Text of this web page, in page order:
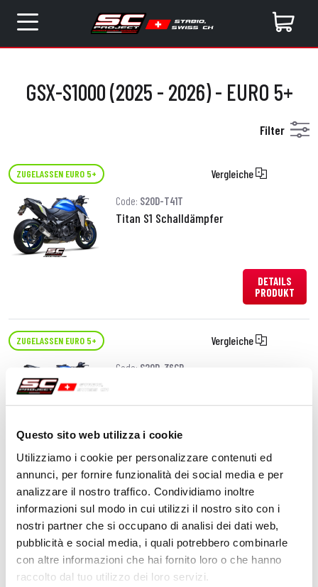
Questo sito web utilizza i cookie
Utilizziamo i cookie per personalizzare contenuti ed
annunci, per fornire funzionalità dei social media e per
analizzare il nostro traffico. Condividiamo inoltre
informazioni sul modo in cui utilizzi il nostro sito con i
nostri partner che si occupano di analisi dei dati web,
pubblicità e social media, i quali potrebbero combinarle
con altre informazioni che hai fornito loro o che hanno
raccolto dal tuo utilizzo dei loro servizi.
GSX-S1000 (2025 - 2026) - EURO 5+
Filter
ZUGELASSEN EURO 5+ Vergleiche
Code: S20D-T41T
Titan S1 Schalldämpfer
DETAILS
PRODUKT
ZUGELASSEN EURO 5+ Vergleiche
Code: S20D-36CR
Schutzgitter
770,00 CHF
PRODUKT
ZUGELASSEN EURO 5+ Vergleiche
S20D-36TR
Titan CR-T Schalldämpfer, mit
Schutzgitter